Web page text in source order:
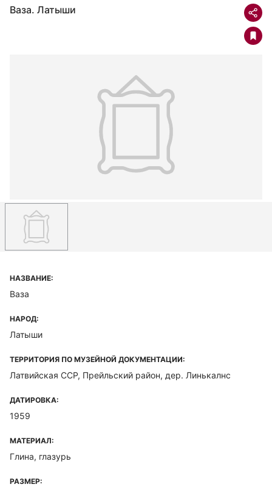
Ваза. Латыши
НАЗВАНИЕ:
Ваза
НАРОД:
Латыши
ТЕРРИТОРИЯ ПО МУЗЕЙНОЙ ДОКУМЕНТАЦИИ:
Латвийская ССР, Прейльский район, дер. Линькалнс
ДАТИРОВКА:
1959
МАТЕРИАЛ:
Глина, глазурь
РАЗМЕР: